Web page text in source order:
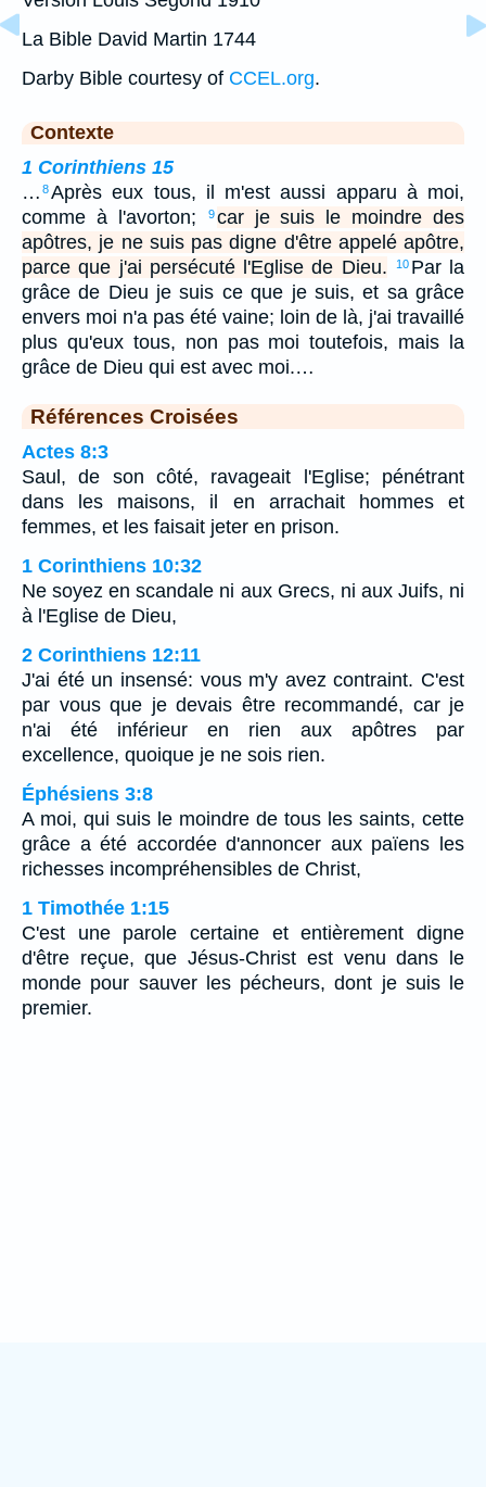
La Bible David Martin 1744
Darby Bible courtesy of CCEL.org.
Contexte
1 Corinthiens 15
… 8Après eux tous, il m'est aussi apparu à moi,
comme à l'avorton;
9car je suis le moindre des
apôtres, je ne suis pas digne d'être appelé apôtre,
parce que j'ai persécuté l'Eglise de Dieu.
10 Par la
grâce de Dieu je suis ce que je suis, et sa grâce
envers moi n'a pas été vaine; loin de là, j'ai travaillé
plus qu'eux tous, non pas moi toutefois, mais la
grâce de Dieu qui est avec moi.…
Références Croisées
Actes 8:3
Saul, de son côté, ravageait l'Eglise; pénétrant
dans les maisons, il en arrachait hommes et
femmes, et les faisait jeter en prison.
1 Corinthiens 10:32
Ne soyez en scandale ni aux Grecs, ni aux Juifs, ni
à l'Eglise de Dieu,
2 Corinthiens 12:11
J'ai été un insensé: vous m'y avez contraint. C'est
par vous que je devais être recommandé, car je
n'ai été inférieur en rien aux apôtres par
excellence, quoique je ne sois rien.
Éphésiens 3:8
A moi, qui suis le moindre de tous les saints, cette
grâce a été accordée d'annoncer aux païens les
richesses incompréhensibles de Christ,
1 Timothée 1:15
C'est une parole certaine et entièrement digne
d'être reçue, que Jésus-Christ est venu dans le
monde pour sauver les pécheurs, dont je suis le
premier.